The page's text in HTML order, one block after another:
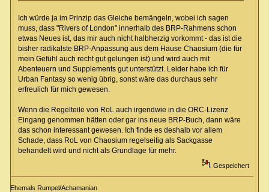
Ich würde ja im Prinzip das Gleiche bemängeln, wobei ich sagen
muss, dass "Rivers of London" innerhalb des BRP-Rahmens schon
etwas Neues ist, das mir auch nicht halbherzig vorkommt - das ist die
bisher radikalste BRP-Anpassung aus dem Hause Chaosium (die für
mein Gefühl auch recht gut gelungen ist) und wird auch mit
Abenteuern und Supplements gut unterstützt. Leider habe ich für
Urban Fantasy so wenig übrig, sonst wäre das durchaus sehr
erfreulich für mich gewesen.
Wenn die Regelteile von RoL auch irgendwie in die ORC-Lizenz
Eingang genommen hätten oder gar ins neue BRP-Buch, dann wäre
das schon interessant gewesen. Ich finde es deshalb vor allem
Schade, dass RoL von Chaosium regelseitig als Sackgasse
behandelt wird und nicht als Grundlage für mehr.
Gespeichert
Ehemals Rumpel/Achamanian